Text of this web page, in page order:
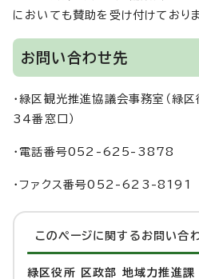
においても賛助を受け付けておりま
お問い合わせ先
・緑区観光推進協議会事務室（
34番窓口）
・電話番号052-625-3878
・ファクス番号052-623-8191
このページに関する お問い合
緑区役所 区政部 地域力推進課